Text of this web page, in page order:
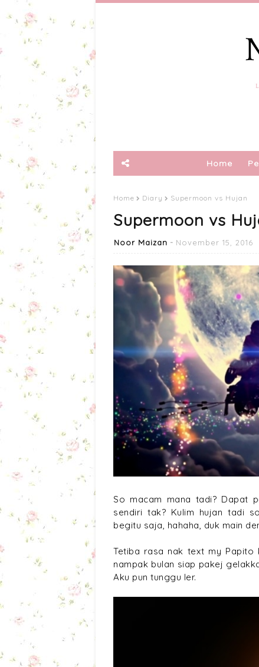
Home
Home Diary Supermoon vs Hujan
Supermoon vs
Noor Maizan November 15, 2016
So macam mana tadi? Dapat
sendiri tak? Kulim hujan tadi
begitu saja, hahaha, duk main
Tetiba rasa nak text my
nampak bulan siap pakej
Aku pun tunggu ler.